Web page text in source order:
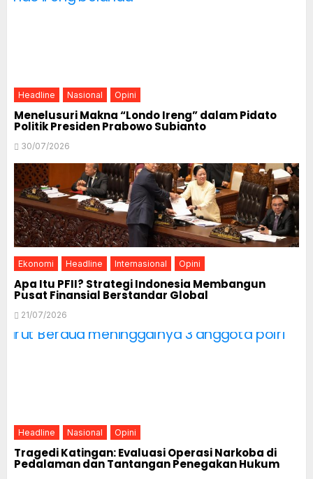
Headline Nasional Opini
Menelusuri Makna “Londo Ireng” dalam Pidato
Politik Presiden Prabowo Subianto
30/07/2026
Ekonomi Headline Internasional Opini
Apa Itu PFII? Strategi Indonesia Membangun
Pusat Finansial Berstandar Global
21/07/2026
Headline Nasional Opini
Tragedi Katingan: Evaluasi Operasi Narkoba di
Pedalaman dan Tantangan Penegakan Hukum